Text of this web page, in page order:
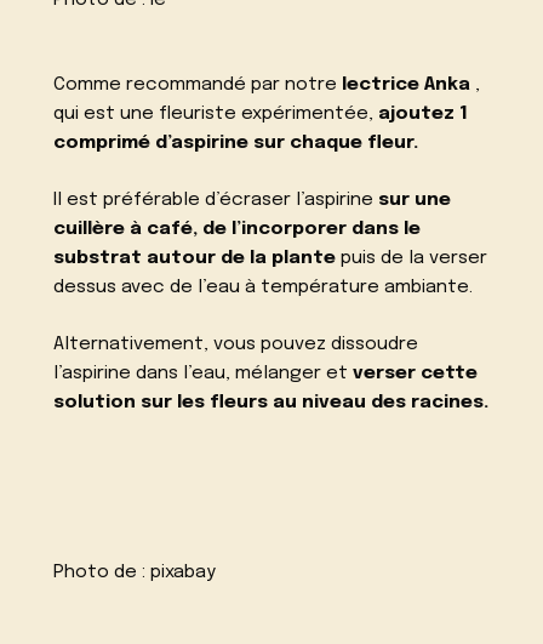
Comme recommandé par notre lectrice Anka ,
qui est une fleuriste expérimentée, ajoutez 1
comprimé d’aspirine sur chaque fleur.
Il est préférable d’écraser l’aspirine sur une
cuillère à café, de l’incorporer dans le
substrat autour de la plante puis de la verser
dessus avec de l’eau à température ambiante.
Alternativement, vous pouvez dissoudre
l’aspirine dans l’eau, mélanger etverser cette
solution sur les fleurs au niveau des racines.
Photo de :pixabay